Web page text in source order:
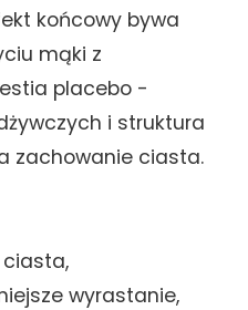
końcowy bywa
mąki z
placebo -
i struktura
zachowanie ciasta.
wyrastanie,